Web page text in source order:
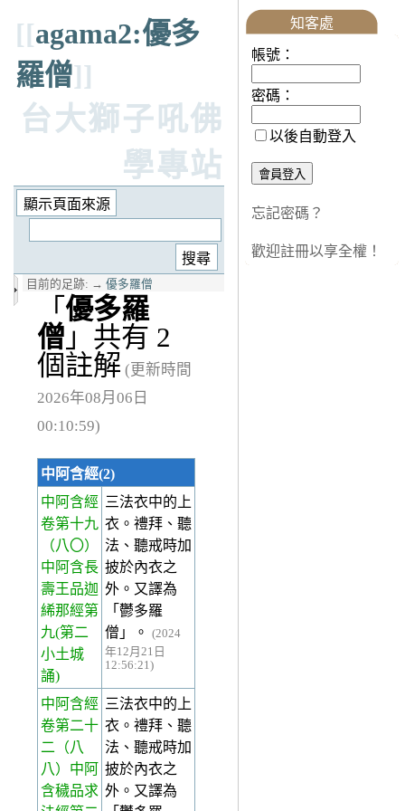
[[agama2:優多
羅僧]]
台大獅子吼佛
學專站
目前的足跡: → 優多羅僧
「 優多羅
僧 」共有 2
個註解 (更新時間
2026年08月06日
00:10:59)
中阿含經(2)
中阿含經
卷第十九
（八〇）
中阿含長
壽王品迦
絺那經第
九(第二
小土城
誦)
三法衣中的上
衣。禮拜、聽
法、聽戒時加
披於內衣之
外。又譯為
「鬱多羅
僧」。
(2024
年12月21日
12:56:21)
中阿含經
卷第二十
二 （八
八）中阿
含穢品求
三法衣中的上
衣。禮拜、聽
法、聽戒時加
披於內衣之
外。又譯為
知客處
帳號：
密碼：
以後自動登入
忘記密碼？
歡迎註冊以享全權！